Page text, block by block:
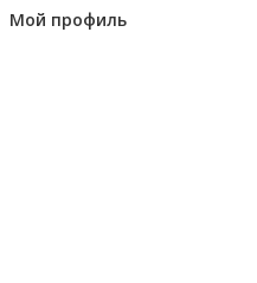
Мой профиль